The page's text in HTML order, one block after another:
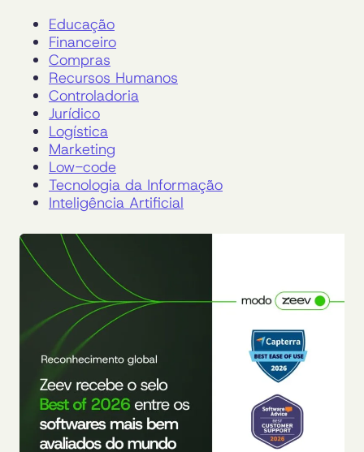
Educação
Financeiro
Compras
Recursos Humanos
Controladoria
Jurídico
Logística
Marketing
Low-code
Tecnologia da Informação
Inteligência Artificial